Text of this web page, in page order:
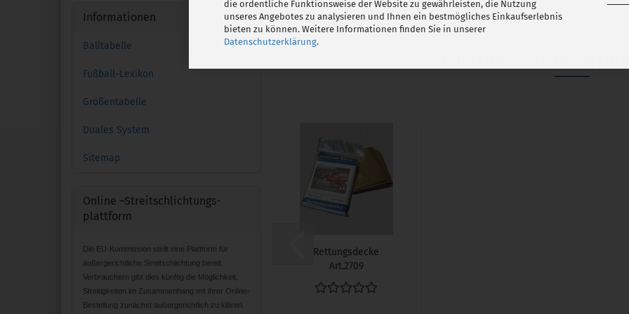
die ordentliche Funktionsweise der Website zu gewährleisten, die Nutzung
unseres Angebotes zu analysieren und Ihnen ein bestmögliches Einkaufserlebnis
bieten zu können. Weitere Informationen finden Sie in unserer
Datenschutzerklärung.
Rettungsdecke
Art.2709
Informationen
Balltabelle
Fußball-Lexikon
Größentabelle
Duales System
Sitemap
Online –Streitschlichtungs-
plattform
Die EU-Kommission stellt eine Plattform für
außergerichtliche Streitschlichtung bereit.
Verbrauchern gibt dies künftig die Möglichkeit,
Streitigkeiten im Zusammenhang mit ihrer Online-
Bestellung zunächst außergerichtlich zu klären.